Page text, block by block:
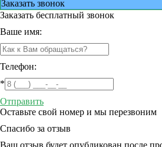
Заказать звонок
Заказать бесплатный звонок
Ваше имя:
Телефон:
*
Отправить
Оставьте свой номер и мы перезвоним
Спасибо за отзыв
Ваш отзыв будет опубликован после